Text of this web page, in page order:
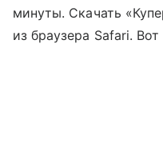
минуты. Скачать
из браузера Safari.